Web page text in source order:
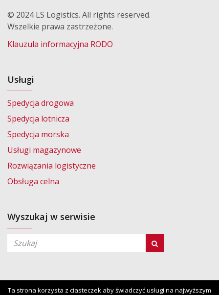
© 2024 LS Logistics. All rights reserved.
Wszelkie prawa zastrzeżone.
Klauzula informacyjna RODO
Usługi
Spedycja drogowa
Spedycja lotnicza
Spedycja morska
Usługi magazynowe
Rozwiązania logistyczne
Obsługa celna
Wyszukaj w serwisie
Ta strona korzysta z ciasteczek aby świadczyć usługi na najwyższym